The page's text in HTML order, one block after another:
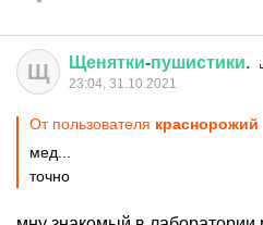
Щ Щенятки-пушистики.
23:04, 31.10.2021
От пользователя краснорожий
мед...
точно